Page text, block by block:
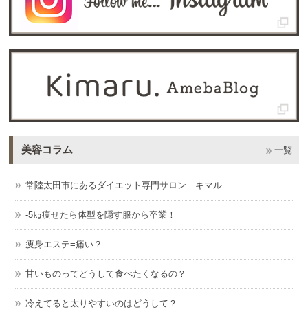
美容コラム 一覧
常陸太田市にあるダイエット専門サロン キマル
-5㎏痩せたら体型を隠す服から卒業！
痩身エステ=痛い？
甘いものってどうして食べたくなるの？
冷えてると太りやすいのはどうして？